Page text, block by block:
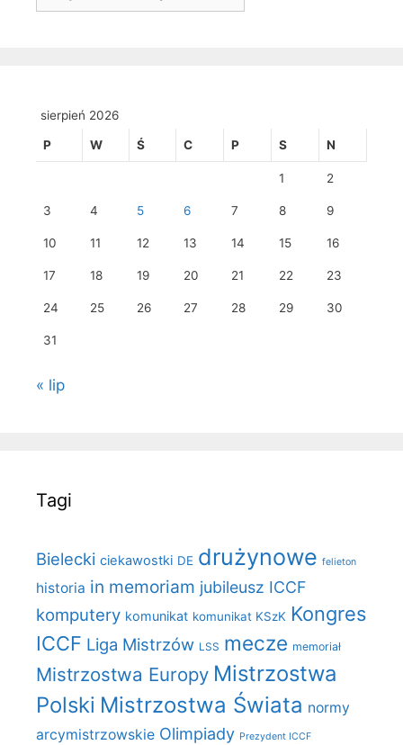
sierpień 2026
P W Ś C P S N
1 2
3 4 5 6 7 8 9
10 11 12 13 14 15 16
17 18 19 20 21 22 23
24 25 26 27 28 29 30
31
« lip
Tagi
Bielecki ciekawostki DE drużynowe felieton
historia in memoriam jubileusz ICCF
komputery komunikat komunikat KSzK Kongres
ICCF Liga Mistrzów LSS mecze memoriał
Mistrzostwa Europy Mistrzostwa
Polski Mistrzostwa Świata normy
arcymistrzowskie Olimpiady Prezydent ICCF